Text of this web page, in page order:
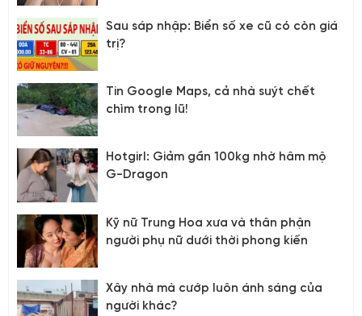
Sau sáp nhập: Biển số xe cũ có còn giá
trị?
Tin Google Maps, cả nhà suýt chết
chìm trong lũ!
Hotgirl: Giảm gần 100kg nhờ hâm mộ
G-Dragon
Kỹ nữ Trung Hoa xưa và thân phận
người phụ nữ dưới thời phong kiến
Xây nhà mà cướp luôn ánh sáng của
người khác?